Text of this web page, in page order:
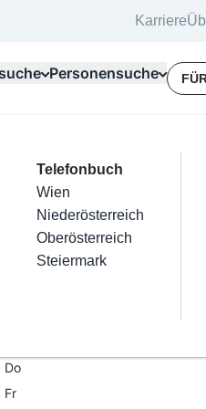
Karriere
Kategorien
Friseur
Nägel
Haarentfernung
Make-Up
Top Branchen
Elektriker
Installateure
Maler & Lackierer
Branchen A-Z
Personensuche
Telefonbuch
Wien
Niederösterreich
Oberösterreich
Steiermark
Reinigung
Öffnungszeiten
Do
Fr